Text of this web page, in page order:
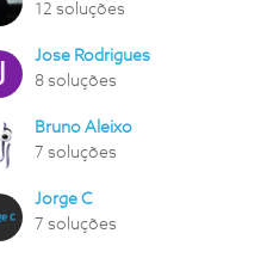
12 soluções
Jose Rodrigues
8 soluções
Bruno Aleixo
7 soluções
Jorge C
7 soluções